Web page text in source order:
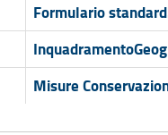
Formulario
Misure